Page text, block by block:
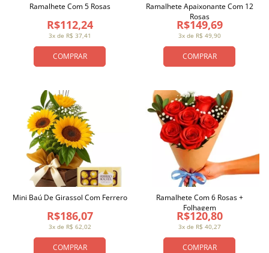
COMPRAR
3x de R$ 37,41
R$112,24
Ramalhete Com 5 Rosas
COMPRAR
3x de R$ 49,90
R$149,69
Ramalhete Apaixonante Com 12
Rosas
COMPRAR
3x de R$ 62,02
R$186,07
Mini Baú De Girassol Com Ferrero
COMPRAR
3x de R$ 40,27
R$120,80
Ramalhete Com 6 Rosas +
Folhagem